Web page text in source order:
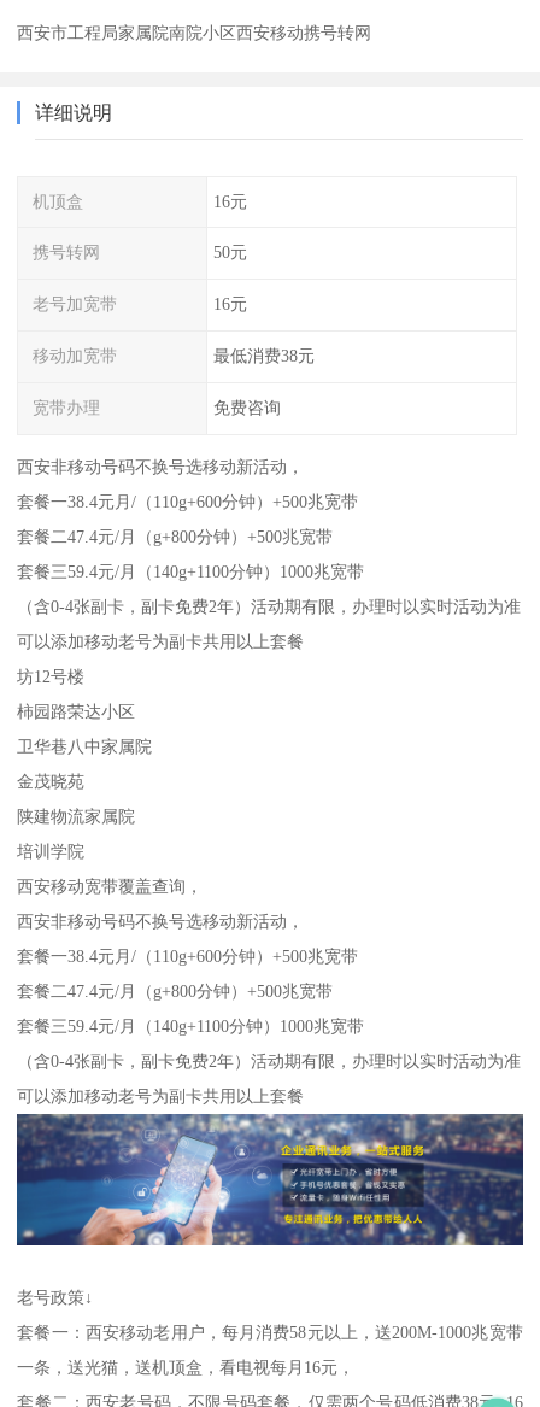
西安市工程局家属院南院小区西安移动携号转网
详细说明
机顶盒 16元
携号转网 50元
老号加宽带 16元
移动加宽带 最低消费38元
宽带办理 免费咨询
西安非移动号码不换号选移动新活动，
套餐一38.4元月/（110g+600分钟）+500兆宽带
套餐二47.4元/月（g+800分钟）+500兆宽带
套餐三59.4元/月（140g+1100分钟）1000兆宽带
（含0-4张副卡，副卡免费2年）活动期有限，办理时以实时活动为准
可以添加移动老号为副卡共用以上套餐
坊12号楼
柿园路荣达小区
卫华巷八中家属院
金茂晓苑
陕建物流家属院
培训学院
西安移动宽带覆盖查询，
西安非移动号码不换号选移动新活动，
套餐一38.4元月/（110g+600分钟）+500兆宽带
套餐二47.4元/月（g+800分钟）+500兆宽带
套餐三59.4元/月（140g+1100分钟）1000兆宽带
（含0-4张副卡，副卡免费2年）活动期有限，办理时以实时活动为准
可以添加移动老号为副卡共用以上套餐
老号政策↓
套餐一：西安移动老用户，每月消费58元以上，送200M-1000兆宽带
一条，送光猫，送机顶盒，看电视每月16元，
套餐二：西安老号码，不限号码套餐，仅需两个号码低消费38元+16